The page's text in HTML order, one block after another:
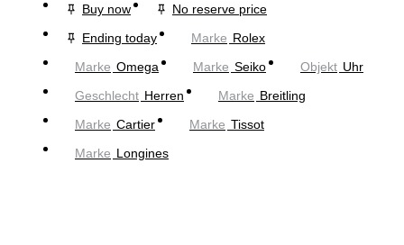
Buy now
No reserve price
Ending today
Marke Rolex
Marke Omega Marke Seiko Objekt Uhr
Geschlecht Herren Marke Breitling
Marke Cartier Marke Tissot
Marke Longines